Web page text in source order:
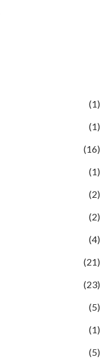
(1)
(1)
(16)
(1)
(2)
(2)
(4)
(21)
(23)
(5)
(1)
(5)